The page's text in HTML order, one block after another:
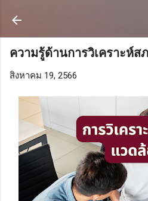
ความรู้ด้านการวิเคราะห์ส
สิงหาคม 19, 2566